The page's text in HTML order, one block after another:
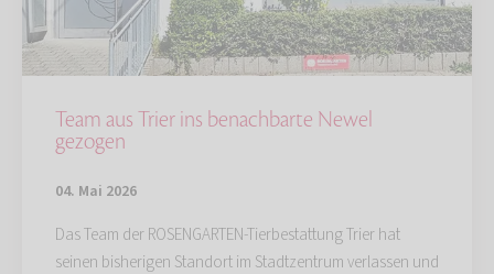
Team aus Trier ins benachbarte Newel
gezogen
04. Mai 2026
Das Team der ROSENGARTEN-Tierbestattung Trier hat
seinen bisherigen Standort im Stadtzentrum verlassen und